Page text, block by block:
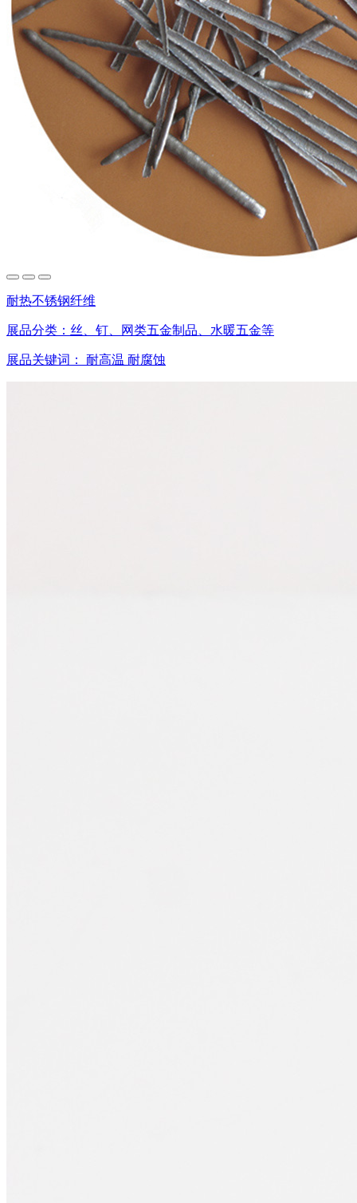
耐热不锈钢纤维
展品分类： 丝、钉、网类五金制品、水暖五金等
展品关键词： 耐高温 耐腐蚀